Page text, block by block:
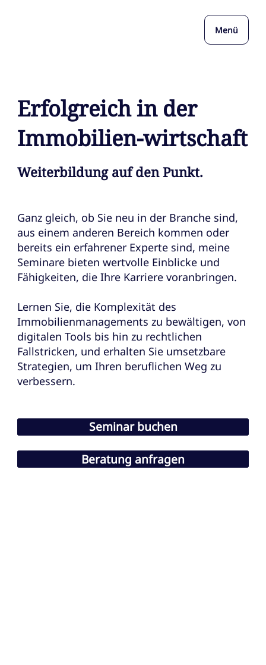
Menü
Weiterbildung auf den Punkt.
Erfolgreich in der
Immobilien-wirtschaft
Ganz gleich, ob Sie neu in der Branche sind,
aus einem anderen Bereich kommen oder
bereits ein erfahrener Experte sind, meine
Seminare bieten wertvolle Einblicke und
Fähigkeiten, die Ihre Karriere voranbringen.
Lernen Sie, die Komplexität des
Immobilienmanagements zu bewältigen, von
digitalen Tools bis hin zu rechtlichen
Fallstricken, und erhalten Sie umsetzbare
Strategien, um Ihren beruflichen Weg zu
verbessern.
Seminar buchen
Beratung anfragen